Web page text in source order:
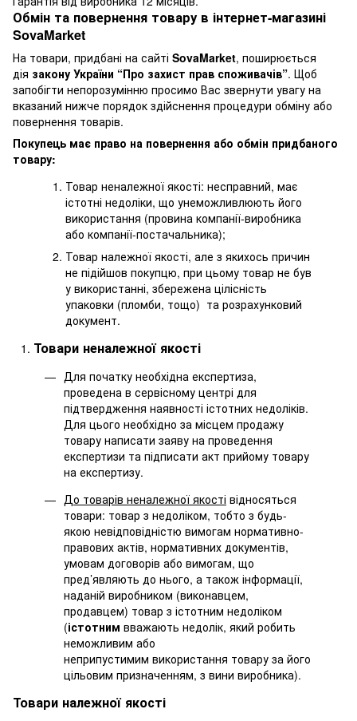
Обмін та повернення товару в інтернет-магазині
SovaMarket
На товари, придбані на сайті SovaMarket, поширюється
дія закону України “Про захист прав споживачів”. Щоб
запобігти непорозумінню просимо Вас звернути увагу на
вказаний нижче порядок здійснення процедури обміну або
повернення товарів.
Покупець має право на повернення або обмін придбаного
товару:
Товар неналежної якості: несправний, має
істотні недоліки, що унеможливлюють його
використання (провина компанії-виробника
або компанії-постачальника);
Товар належної якості, але з якихось причин
не підійшов покупцю, при цьому товар не був
у використанні, збережена цілісність
упаковки (пломби, тощо) та розрахунковий
документ.
Товари неналежної якості
Для початку необхідна експертиза,
проведена в сервісному центрі для
підтвердження наявності істотних недоліків.
Для цього необхідно за місцем продажу
товару написати заяву на проведення
експертизи та підписати акт прийому товару
на експертизу.
До товарів неналежної якості відносяться
товари: товар з недоліком, тобто з будь-
якою невідповідністю вимогам нормативно-
правових актів, нормативних документів,
умовам договорів або вимогам, що
пред’являють до нього, а також інформації,
наданій виробником (виконавцем,
продавцем) товар з істотним недоліком
(істотним вважають недолік, який робить
неможливим або
неприпустимим використання товару за його
цільовим призначенням, з вини виробника).
Товари належної якості